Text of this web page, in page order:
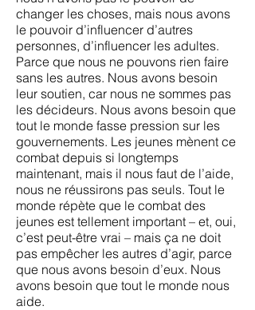
changer les choses, mais nous avons
le pouvoir d’influencer d’autres
personnes, d’influencer les adultes.
Parce que nous ne pouvons rien faire
sans les autres. Nous avons besoin
leur soutien, car nous ne sommes pas
les décideurs. Nous avons besoin que
tout le monde fasse pression sur les
gouvernements. Les jeunes mènent ce
combat depuis si longtemps
maintenant, mais il nous faut de l’aide,
nous ne réussirons pas seuls. Tout le
monde répète que le combat des
jeunes est tellement important – et, oui,
c’est peut-être vrai – mais ça ne doit
pas empêcher les autres d’agir, parce
que nous avons besoin d’eux. Nous
avons besoin que tout le monde nous
aide.